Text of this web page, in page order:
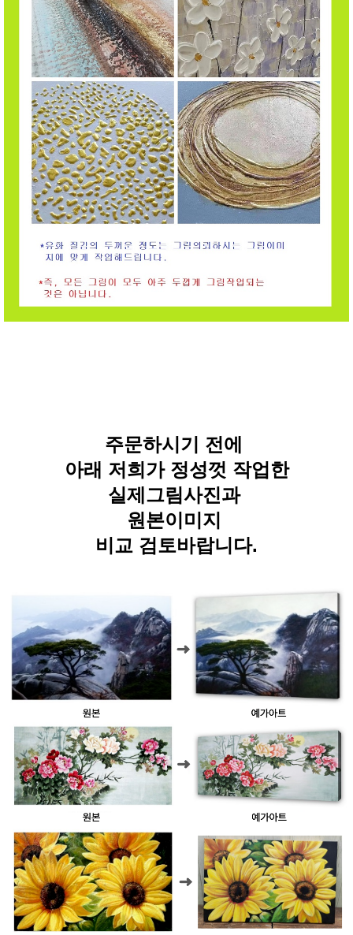
주문하시기 전에
아래 저희가 정성껏 작업한
실제그림사진과
원본이미지
비교 검토바랍니다.